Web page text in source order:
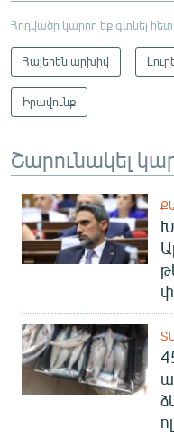
Հոդվածը կարող եք գտնել
Հայերեն արխիվ
Իրավունք
Շարունակել